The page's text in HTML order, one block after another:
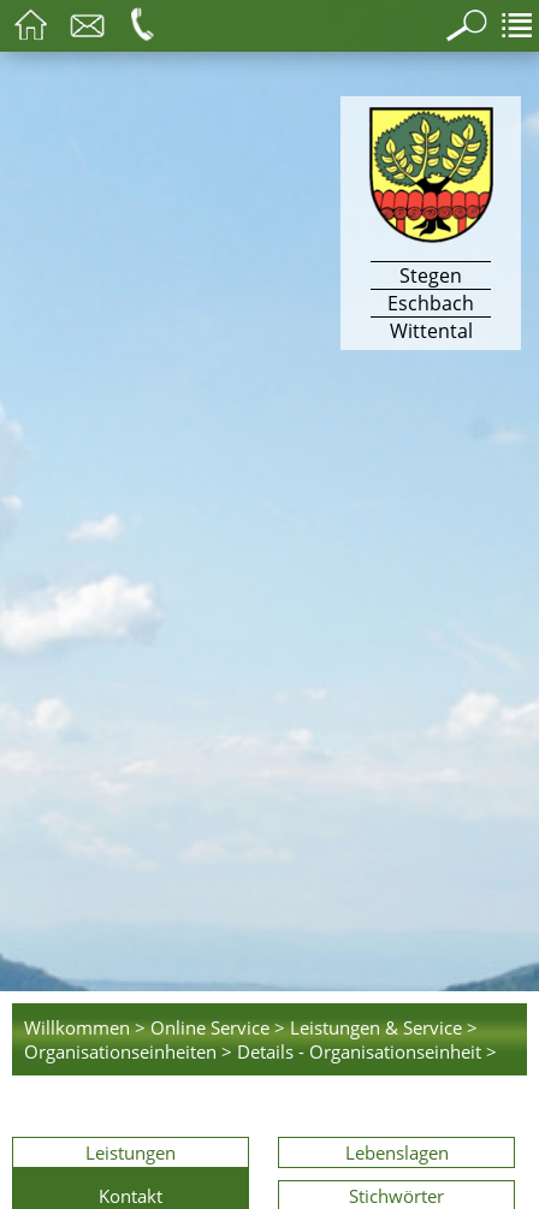
Stegen
Eschbach
Wittental
Willkommen > Online Service > Leistungen & Service >
Organisationseinheiten > Details - Organisationseinheit >
Leistungen
Lebenslagen
Kontakt
Stichwörter